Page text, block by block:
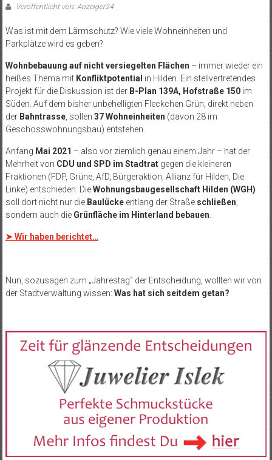
Veröffentlicht von: Anzeiger24
Was ist mit dem Lärmschutz? Wie viele Wohneinheiten und
Parkplätze wird es geben?
Wohnbebauung auf nicht versiegelten Flächen – immer wieder ein
heißes Thema mit Konfliktpotential in Hilden. Ein stellvertretendes
Projekt für die Diskussion ist der B-Plan 139A, Hofstraße 150im
Süden. Auf dem bisher unbehelligten Fleckchen Grün, direkt neben
der Bahntrasse, sollen 37 Wohneinheiten (davon 28 im
Geschosswohnungsbau) entstehen.
Anfang Mai 2021 – also vor ziemlich genau einem Jahr – hat der
Mehrheit von CDU und SPD im Stadtratgegen die kleineren
Fraktionen (FDP, Grüne, AfD, Bürgeraktion, Allianz für Hilden, Die
Linke) entschieden: DieWohnungsbaugesellschaft Hilden (WGH)
soll dort nicht nur die Baulückeentlang der Straße schließen
sondern auch die Grünfläche im Hinterland bebauen
➤Wir haben berichtet…
Nun, sozusagen zum „Jahrestag“ der Entscheidung, wollten wir von
der Stadtverwaltung wissen: Was hat sich seitdem getan?